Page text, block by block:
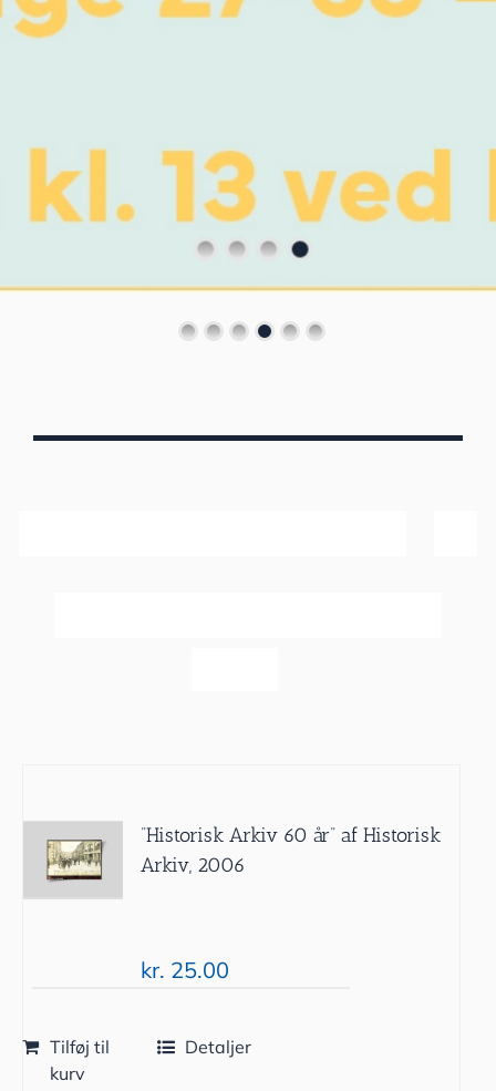
”Historisk Arkiv 60 år” af Historisk
Arkiv, 2006
kr. 25.00
Tilføj til
kurv
Detaljer